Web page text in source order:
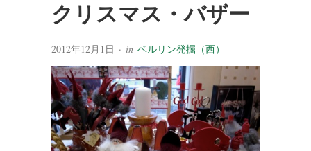
クリスマス・バザー
2012年12月1日 · in ベルリン発掘（西）